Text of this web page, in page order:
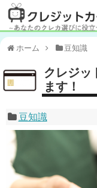
ホーム 豆知識
クレジッ
ます！
豆知識